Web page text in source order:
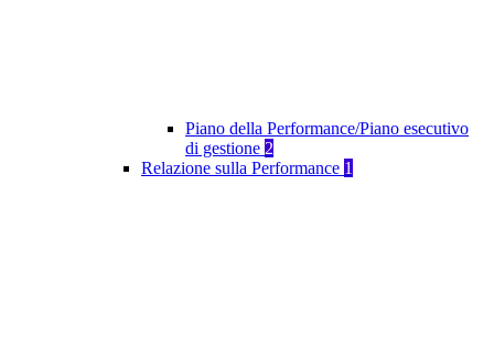
Piano della Performance/Piano esecutivo
di gestione 2
Relazione sulla Performance 1